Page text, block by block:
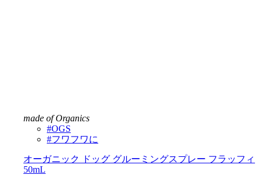
made of Organics
#OGS
#フワフワに
オーガニック ドッグ グルーミングスプレー フラッフィ
50mL